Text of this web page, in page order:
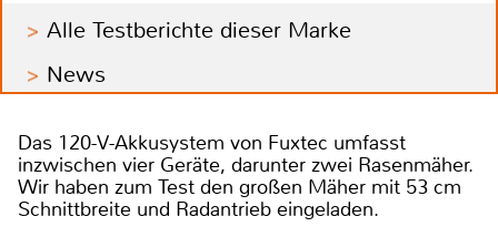
Alle Testberichte dieser Marke
News
Das 120-V-Akkusystem von Fuxtec umfasst
inzwischen vier Geräte, darunter zwei Rasenmäher.
Wir haben zum Test den großen Mäher mit 53 cm
Schnittbreite und Radantrieb eingeladen.